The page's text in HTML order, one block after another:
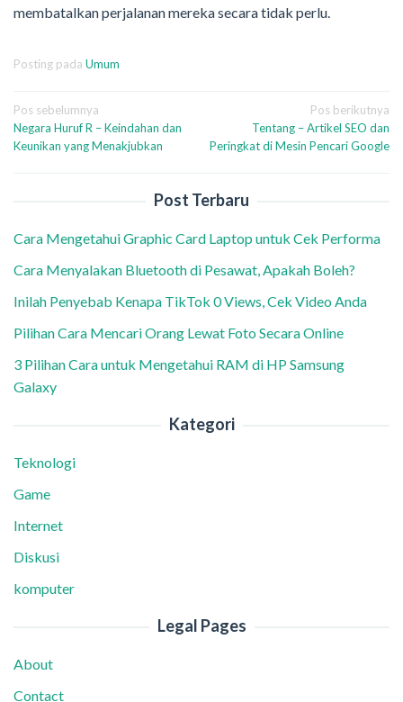
membatalkan perjalanan mereka secara tidak perlu.
Posting pada Umum
Navigasi
pos
Pos sebelumnya
Negara Huruf R – Keindahan dan
Keunikan yang Menakjubkan
Pos berikutnya
Tentang – Artikel SEO dan
Peringkat di Mesin Pencari Google
Post Terbaru
Cara Mengetahui Graphic Card Laptop untuk Cek Performa
Cara Menyalakan Bluetooth di Pesawat, Apakah Boleh?
Inilah Penyebab Kenapa TikTok 0 Views, Cek Video Anda
Pilihan Cara Mencari Orang Lewat Foto Secara Online
3 Pilihan Cara untuk Mengetahui RAM di HP Samsung
Galaxy
Kategori
Teknologi
Game
Internet
Diskusi
komputer
Legal Pages
About
Contact